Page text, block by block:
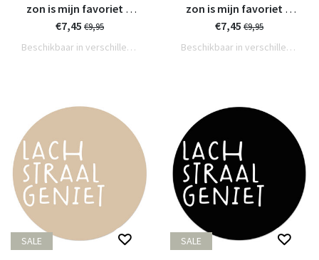
zon is mijn favoriet ik
geniet
€7,45 €9,95
Beschikbaar in verschillende varianten
zon is mijn favoriet ik
geniet
€7,45 €9,95
Beschikbaar in verschillende varianten
SALE SALE